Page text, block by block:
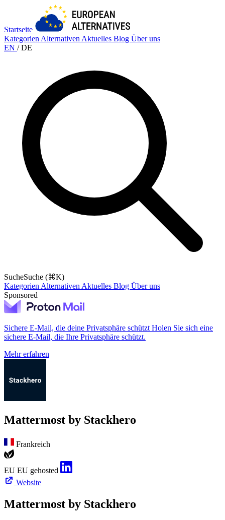
Startseite
Kategorien Alternativen Aktuelles Blog Über uns
EN / DE
SucheSuche (⌘K)
Kategorien Alternativen Aktuelles Blog Über uns
Sponsored
Sichere E-Mail, die deine Privatsphäre schützt Holen Sie sich eine
sichere E-Mail, die Ihre Privatsphäre schützt.
Mehr erfahren
Mattermost by Stackhero
Frankreich
EU EU gehosted
Website
Mattermost by Stackhero